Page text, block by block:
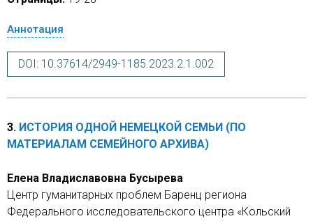
Аннотация
DOI: 10.37614/2949-1185.2023.2.1.002
3. ИСТОРИЯ ОДНОЙ НЕМЕЦКОЙ СЕМЬИ (ПО
МАТЕРИАЛАМ СЕМЕЙНОГО АРХИВА)
Елена Владиславовна Бусырева
Центр гуманитарных проблем Баренц региона
Федерального исследовательского центра «Кольский